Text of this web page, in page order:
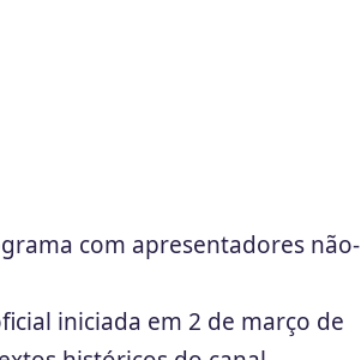
com apresentadores não-
iniciada em 2 de março de